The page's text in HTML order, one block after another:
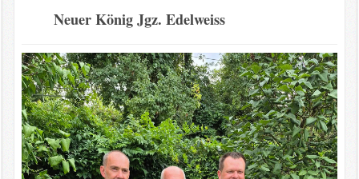
Neuer König Jgz. Edelweiss